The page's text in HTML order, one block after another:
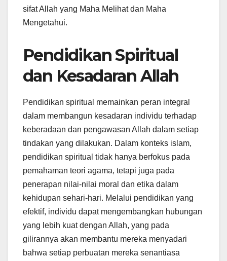
sifat Allah yang Maha Melihat dan Maha
Mengetahui.
Pendidikan Spiritual
dan Kesadaran Allah
Pendidikan spiritual memainkan peran integral
dalam membangun kesadaran individu terhadap
keberadaan dan pengawasan Allah dalam setiap
tindakan yang dilakukan. Dalam konteks islam,
pendidikan spiritual tidak hanya berfokus pada
pemahaman teori agama, tetapi juga pada
penerapan nilai-nilai moral dan etika dalam
kehidupan sehari-hari. Melalui pendidikan yang
efektif, individu dapat mengembangkan hubungan
yang lebih kuat dengan Allah, yang pada
gilirannya akan membantu mereka menyadari
bahwa setiap perbuatan mereka senantiasa